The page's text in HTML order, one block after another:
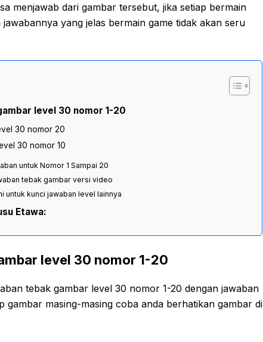
menjawab dari gambar tersebut, jika setiap bermain
yang jelas bermain game tidak akan seru
level 30 nomor 1-20
30 nomor 20
30 nomor 10
untuk Nomor 1 Sampai 20
tebak gambar versi video
untuk kunci jawaban level lainnya
Etawa:
level 30 nomor 1-20
tebak gambar level 30 nomor 1-20 dengan jawaban
gambar masing-masing coba anda berhatikan gambar di